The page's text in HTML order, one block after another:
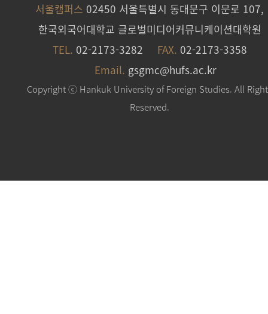
서울캠퍼스 02450 서울특별시 동대문구 이문로 107,
한국외국어대학교 글로벌미디어커뮤니케이션대학원
TEL. 02-2173-3282 FAX. 02-2173-3358
Email. gsgmc@hufs.ac.kr
Copyright ⓒ Hankuk University of Foreign Studies. All
Reserved.